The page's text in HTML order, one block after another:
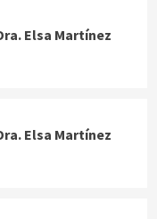
Elsa Martínez
Elsa Martínez